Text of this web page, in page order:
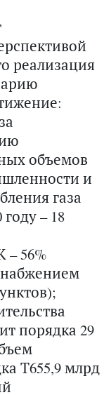
реализация
объемов
и
газа
– 18
– 56%
порядка 29
Т655,9 млрд